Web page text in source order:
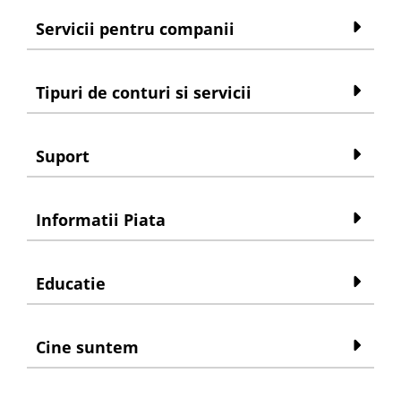
Servicii pentru companii
Tipuri de conturi si servicii
Suport
Informatii Piata
Educatie
Cine suntem